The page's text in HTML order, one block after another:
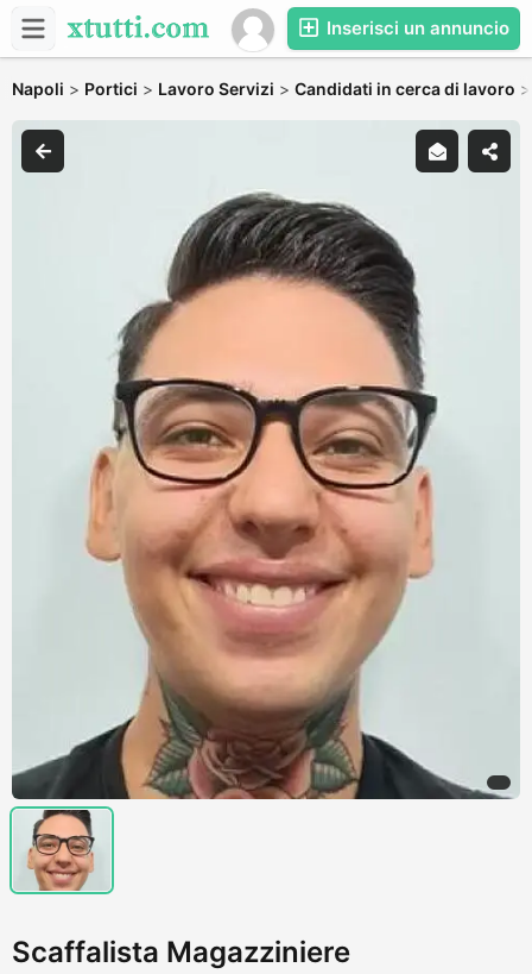
Inserisci un annuncio
Napoli > Portici > Lavoro Servizi > Candidati in cerca di lavoro
Scaffalista Magazziniere